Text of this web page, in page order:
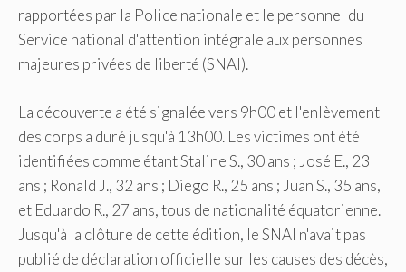
rapportées par la Police nationale et le personnel du
Service national d'attention intégrale aux personnes
majeures privées de liberté (SNAI).
La découverte a été signalée vers 9h00 et l'enlèvement
des corps a duré jusqu'à 13h00. Les victimes ont été
identifiées comme étant Staline S., 30 ans ; José E., 23
ans ; Ronald J., 32 ans ; Diego R., 25 ans ; Juan S., 35 ans,
et Eduardo R., 27 ans, tous de nationalité équatorienne.
Jusqu'à la clôture de cette édition, le SNAI n'avait pas
publié de déclaration officielle sur les causes des décès,